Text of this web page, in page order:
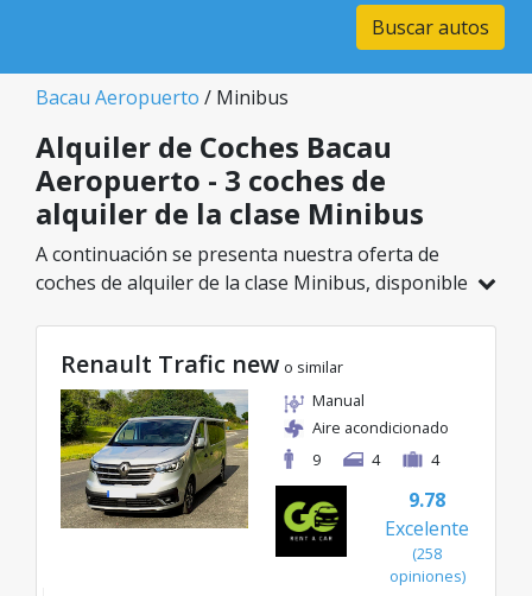
Buscar autos
Bacau Aeropuerto / Minibus
Alquiler de Coches Bacau
Aeropuerto - 3 coches de
alquiler de la clase Minibus
A continuación se presenta nuestra oferta de
coches de alquiler de la clase Minibus, disponible
de la categoría seleccionada, con tarifas
excelentes desde solo 87€/día.
Renault Trafic new o similar
Manual
Aire acondicionado
9
4 4
9.78
Excelente
(258
opiniones)